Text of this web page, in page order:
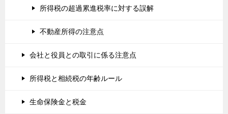
所得税の超過累進税率に対する誤解
不動産所得の注意点
会社と役員との取引に係る注意点
所得税と相続税の年齢ルール
生命保険金と税金